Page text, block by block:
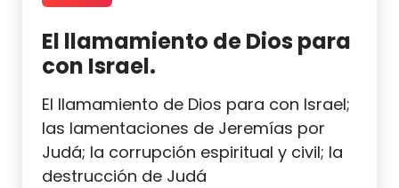
El llamamiento de Dios para
con Israel.
El llamamiento de Dios para con Israel;
las lamentaciones de Jeremías por
Judá; la corrupción espiritual y civil; la
destrucción de Judá